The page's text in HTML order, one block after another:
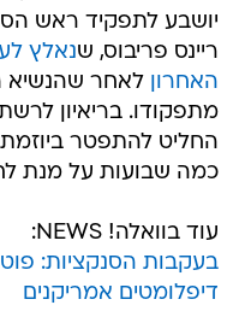
יושבע לתפקיד ראש
ריינס פריבוס, שנאלץ
האחרון לאחר שהנשיא
החליט להתפטר
כמה שבועות על מנת
עוד בוואלה! NEWS:
דיפלומטים אמריקנים